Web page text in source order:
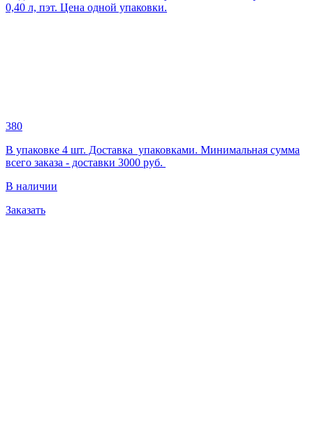
0,40 л, пэт. Цена одной упаковки.
380
В упаковке 4 шт. Доставка упаковками. Минимальная сумма
всего заказа - доставки 3000 руб.
В наличии
Заказать